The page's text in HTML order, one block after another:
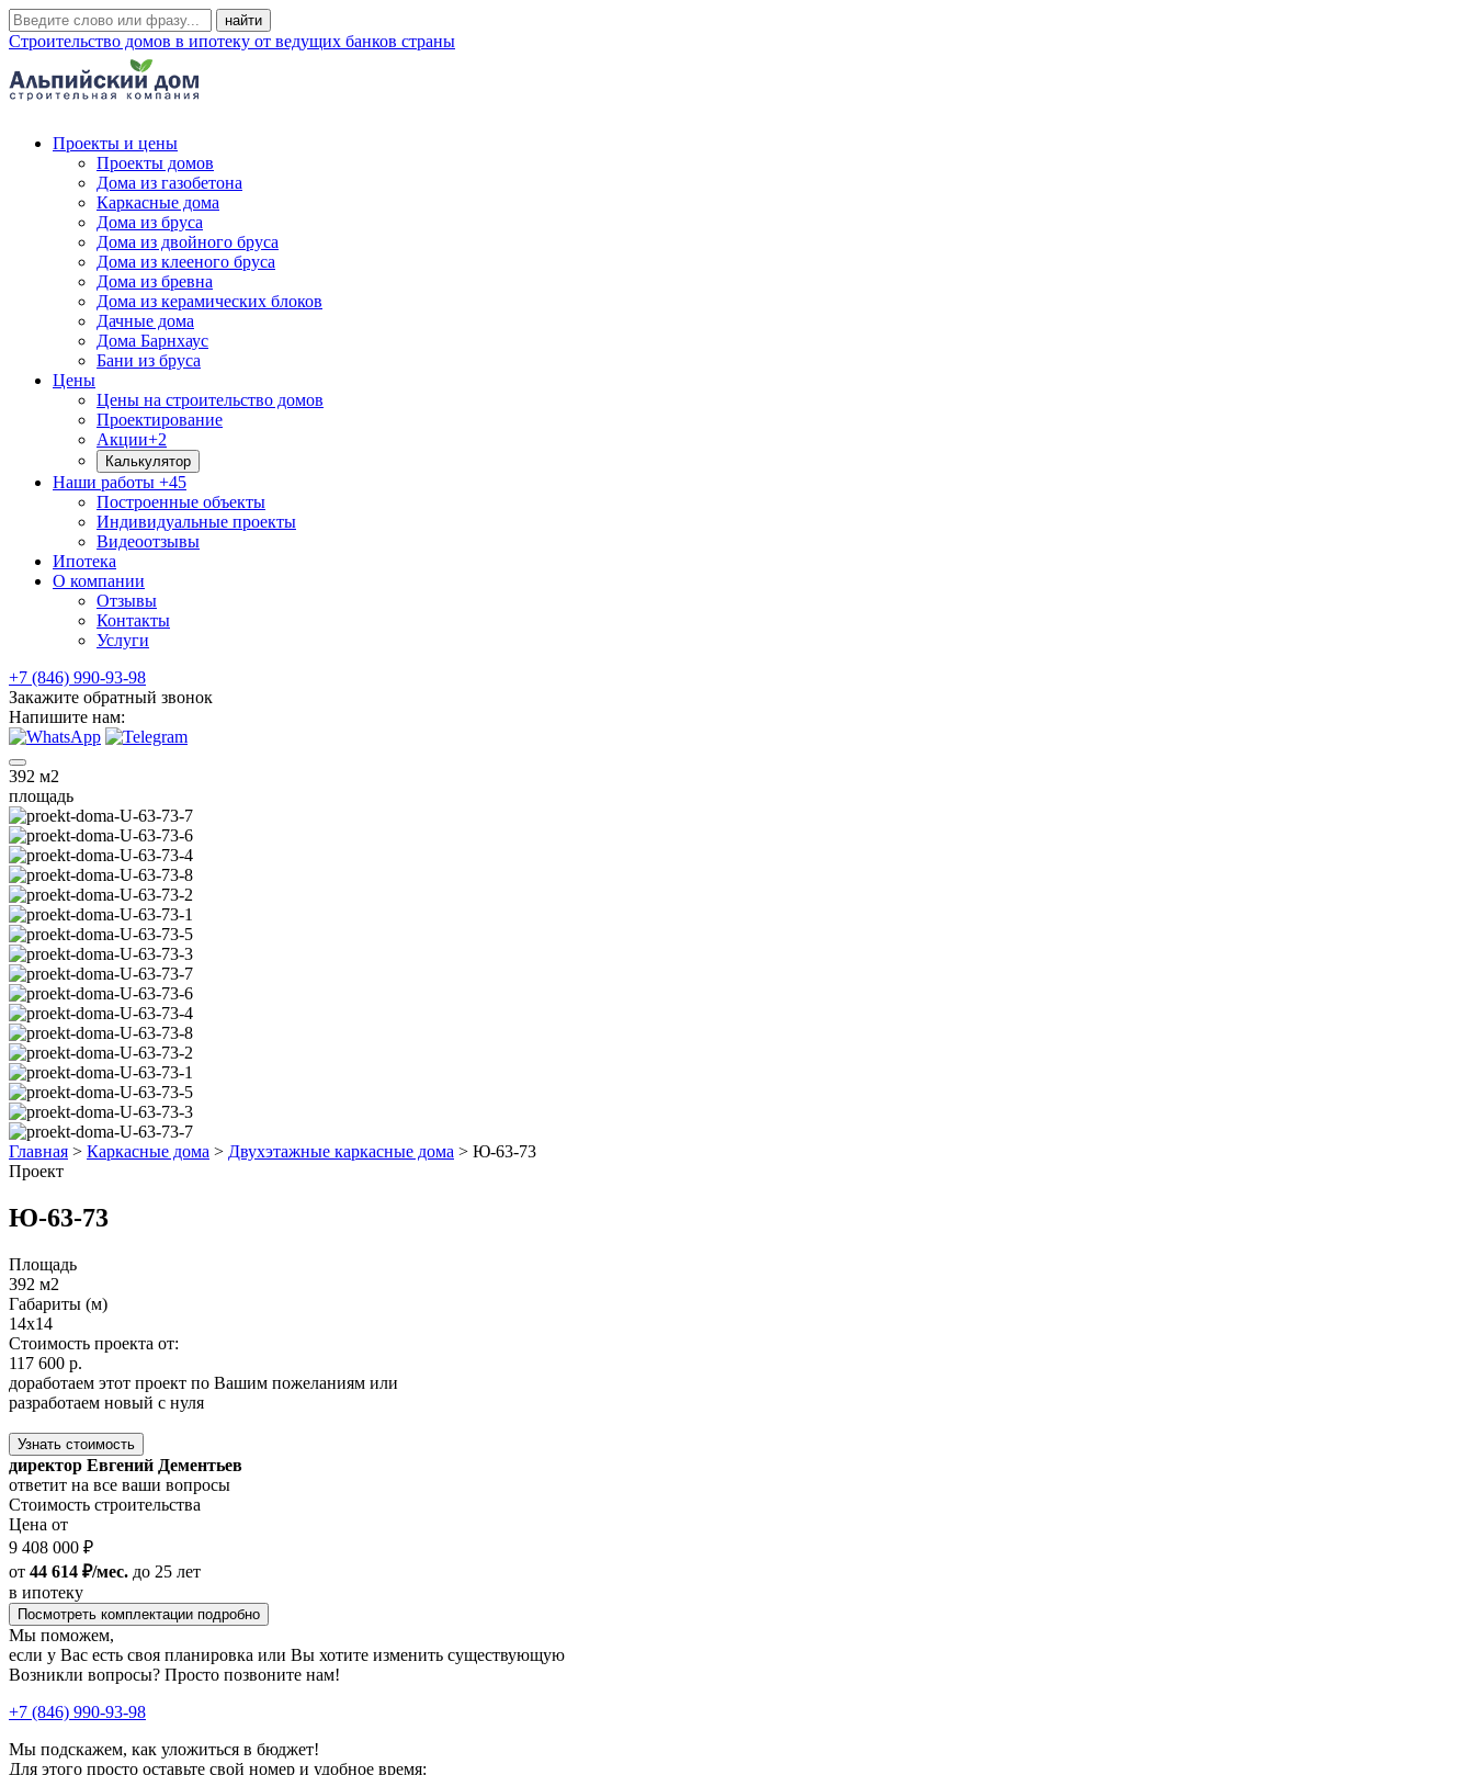
Строительство домов в ипотеку от ведущих банков страны
Проекты и цены
Проекты домов
Дома из газобетона
Каркасные дома
Дома из бруса
Дома из двойного бруса
Дома из клееного бруса
Дома из бревна
Дома из керамических блоков
Дачные дома
Дома Барнхаус
Бани из бруса
Цены
Цены на строительство домов
Проектирование
Акции+2
Калькулятор
Наши работы +45
Построенные объекты
Индивидуальные проекты
Видеоотзывы
Ипотека
О компании
Отзывы
Контакты
Услуги
+7 (846) 990-93-98
Закажите обратный звонок
Напишите нам:
392 м2
площадь
Главная > Каркасные дома > Двухэтажные каркасные дома > Ю-63-73
Проект
Ю-63-73
Площадь
392 м2
Габариты (м)
14х14
Стоимость проекта от:
117 600 р.
доработаем этот проект по Вашим пожеланиям или
разработаем новый с нуля
Узнать стоимость
директор Евгений Дементьев
ответит на все ваши вопросы
Стоимость строительства
Цена от
9 408 000 ₽
от 44 614 ₽/мес. до 25 лет
в ипотеку
Посмотреть комплектации подробно
Мы поможем,
если у Вас есть своя планировка или Вы хотите изменить существующую
Возникли вопросы? Просто позвоните нам!
+7 (846) 990-93-98
Мы подскажем, как уложиться в бюджет!
Для этого просто оставьте свой номер и удобное время: